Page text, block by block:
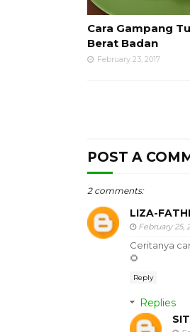
Cara Gampang
Berat Badan
February 23, 2017
POST A
2 comments:
LIZA-
February 25,
Ceritanya
🌻
Reply
Replies